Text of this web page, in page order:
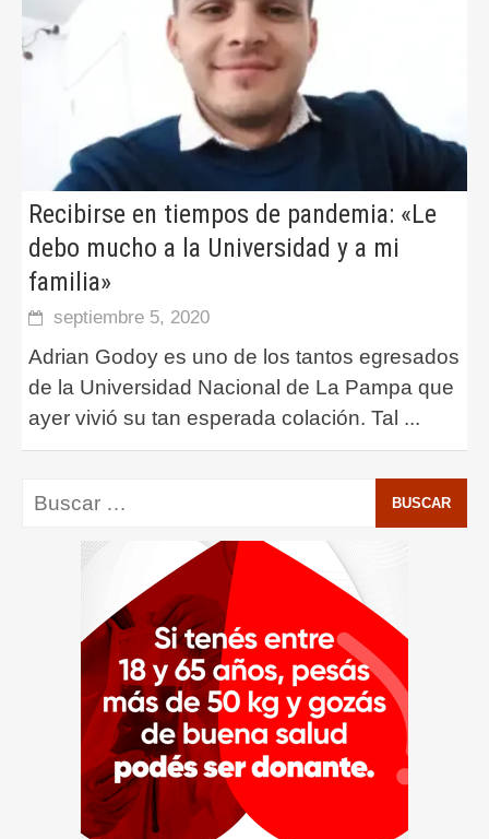
Recibirse en tiempos de pandemia: «Le
debo mucho a la Universidad y a mi
familia»
septiembre 5, 2020
Adrian Godoy es uno de los tantos egresados
de la Universidad Nacional de La Pampa que
ayer vivió su tan esperada colación. Tal ...
Buscar: